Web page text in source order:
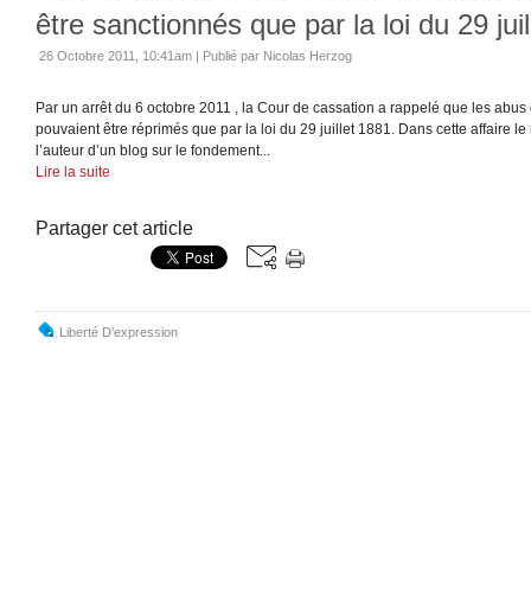
être sanctionnés que par la loi du 29
26 Octobre 2011, 10:41am | Publié par Nicolas Herzog
Par un arrêt du 6 octobre 2011 , la Cour de cassation a rappelé que les
pouvaient être réprimés que par la loi du 29 juillet 1881. Dans cette affaire le
l’auteur d’un blog sur le fondement...
Lire la suite
Partager cet article
Liberté D'expression